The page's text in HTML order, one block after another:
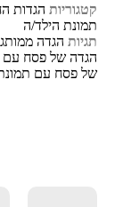
קטגוריות הגדות החל
תמונת הילד/ה
תגיות הגדה
הגדה של פסח עם
של פסח עם